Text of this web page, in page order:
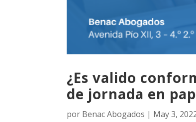
¿Es valido
de jornada en
por Benac Abogados | May 3,